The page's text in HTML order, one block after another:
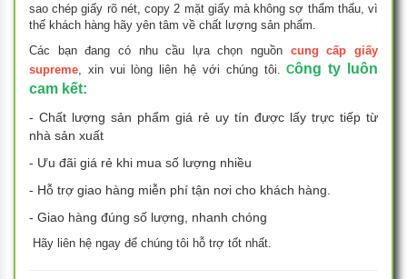
sao chép giấy rõ nét, copy 2 mặt giấy mà không sợ thẩm thấu, vì
thế khách hàng hãy yên tâm về chất lượng sản phẩm.
Các bạn đang có nhu cầu lựa chọn nguồn cung cấp giấy
supreme, xin vui lòng liên hệ với chúng tôi.Công ty luôn
cam kết:
- Chất lượng sản phẩm giá rẻ uy tín được lấy trực tiếp từ
nhà sản xuất
- Ưu đãi giá rẻ khi mua số lượng nhiều
- Hỗ trợ giao hàng miễn phí tận nơi cho khách hàng.
- Giao hàng đúng số lượng, nhanh chóng
Hãy liên hệ ngay để chúng tôi hỗ trợ tốt nhất.